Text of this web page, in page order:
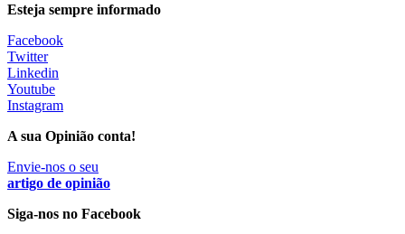
Estudo relaciona exposição a pesticidas na infância com idade
da primeira menstruação
28 Jul, 2026
Mulher cega recupera visão com transplante inédito em Itália
28 Jul, 2026 |0 Comments
Esteja sempre informado
Facebook
Twitter
Linkedin
Youtube
Instagram
A sua Opinião conta!
Envie-nos o seu
artigo de opinião
Siga-nos no Facebook